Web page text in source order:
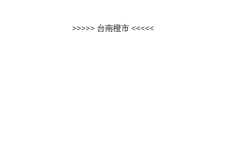
>>>>> 台南橙市 <<<<<